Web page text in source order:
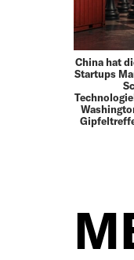
China hat
Startups